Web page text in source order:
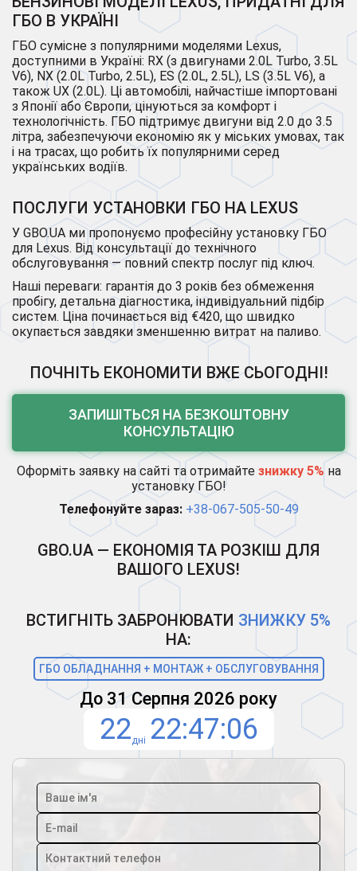
ГБО В УКРАЇНІ
ГБО сумісне з популярними моделями Lexus,
доступними в Україні: RX (з двигунами 2.0L Turbo, 3.5L
V6), NX (2.0L Turbo, 2.5L), ES (2.0L, 2.5L), LS (3.5L V6), а
також UX (2.0L). Ці автомобілі, найчастіше імпортовані
з Японії або Європи, цінуються за комфорт і
технологічність. ГБО підтримує двигуни від 2.0 до 3.5
літра, забезпечуючи економію як у міських умовах, так
і на трасах, що робить їх популярними серед
українських водіїв.
ПОСЛУГИ УСТАНОВКИ ГБО НА LEXUS
У GBO.UA ми пропонуємо професійну установку ГБО
для Lexus. Від консультації до технічного
обслуговування — повний спектр послуг під ключ.
Наші переваги: гарантія до 3 років без обмеження
пробігу, детальна діагностика, індивідуальний підбір
систем. Ціна починається від €420, що швидко
окупається завдяки зменшенню витрат на паливо.
ПОЧНІТЬ ЕКОНОМИТИ ВЖЕ СЬОГОДНІ!
ЗАПИШІТЬСЯ НА БЕЗКОШТОВНУ
КОНСУЛЬТАЦІЮ
Оформіть заявку на сайті та отримайте знижку 5% на
установку ГБО!
Телефонуйте зараз: +38-067-505-50-49
GBO.UA — ЕКОНОМІЯ ТА РОЗКІШ ДЛЯ
ВАШОГО LEXUS!
ВСТИГНІТЬ ЗАБРОНЮВАТИ ЗНИЖКУ 5%
НА:
ГБО ОБЛАДНАННЯ + МОНТАЖ + ОБСЛУГОВУВАННЯ
До 31 Серпня 2026 року
22дні 22 47 06